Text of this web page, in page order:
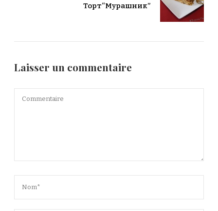
Торт“Мурашник”
Laisser un commentaire